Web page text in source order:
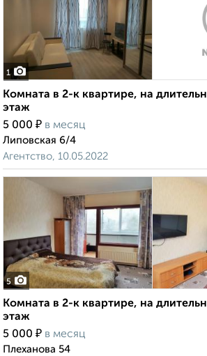
1
Комната в 2-к квартире, на
этаж
5 000 ₽ в месяц
Липовская 6/4
Агентство, 10.05.2022
5
Комната в 2-к квартире, на
этаж
5 000 ₽ в месяц
Плеханова 54